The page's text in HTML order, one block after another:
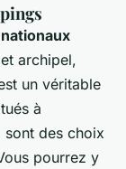
archipel,
un véritable
à
sont des choix
pourrez y